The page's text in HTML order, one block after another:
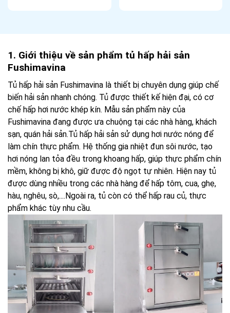
1. Giới thiệu về sản phẩm tủ hấp hải sản
Fushimavina
Tủ hấp hải sản Fushimavina là thiết bị chuyên dụng giúp chế
biến hải sản nhanh chóng. Tủ được thiết kế hiện đại, có cơ
chế hấp hơi nước khép kín. Mẫu sản phẩm này của
Fushimavina đang được ưa chuộng tại các nhà hàng, khách
sạn, quán hải sản.Tủ hấp hải sản sử dụng hơi nước nóng để
làm chín thực phẩm. Hệ thống gia nhiệt đun sôi nước, tạo
hơi nóng lan tỏa đều trong khoang hấp, giúp thực phẩm chín
mềm, không bị khô, giữ được độ ngọt tự nhiên. Hiện nay tủ
được dùng nhiều trong các nhà hàng để hấp tôm, cua, ghẹ,
hàu, nghêu, sò,....Ngoài ra, tủ còn có thể hấp rau củ, thực
phẩm khác tùy nhu cầu.